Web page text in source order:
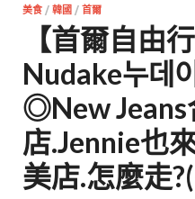
美食 / 韓國 / 首爾
【首爾自由
Nudake누데
◎New Jeans
店.Jennie也
美店.怎麼走